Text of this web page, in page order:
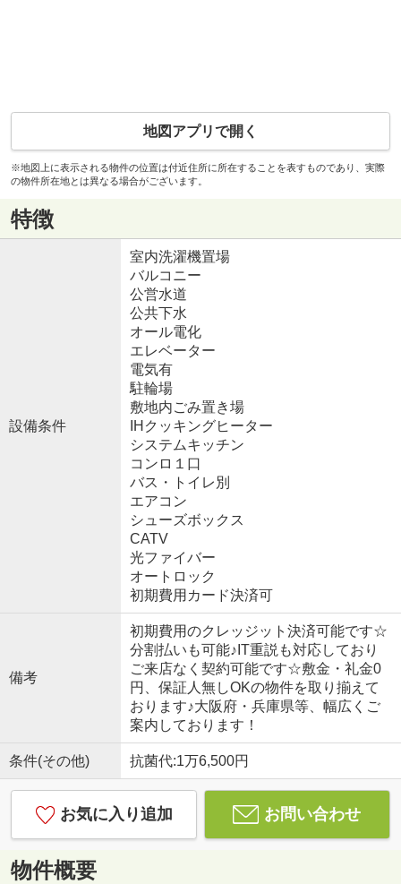
地図アプリで開く
※地図上に表示される物件の位置は付近住所に所在することを表すものであり、実際
の物件所在地とは異なる場合がございます。
特徴
設備条件
室内洗濯機置場
バルコニー
公営水道
公共下水
オール電化
エレベーター
電気有
駐輪場
敷地内ごみ置き場
IHクッキングヒーター
システムキッチン
コンロ１口
バス・トイレ別
エアコン
シューズボックス
CATV
光ファイバー
オートロック
初期費用カード決済可
備考
初期費用のクレッジット決済可能です☆
分割払いも可能♪IT重説も対応しており
ご来店なく契約可能です☆敷金・礼金0
円、保証人無しOKの物件を取り揃えて
おります♪大阪府・兵庫県等、幅広くご
案内しております！
条件(その他) 抗菌代:1万6,500円
お気に入り追加 お問い合わせ
物件概要